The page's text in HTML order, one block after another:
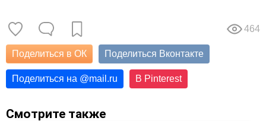
464
Поделиться в ОК Поделиться Вконтакте
Поделиться на @mail.ru В Pinterest
Смотрите также